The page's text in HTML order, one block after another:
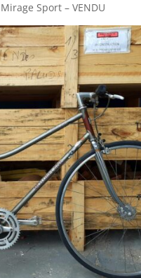
Sport – VENDU